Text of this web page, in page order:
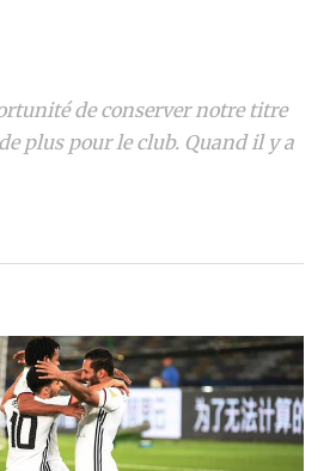
de conserver notre titre
plus pour le club. Quand il y a